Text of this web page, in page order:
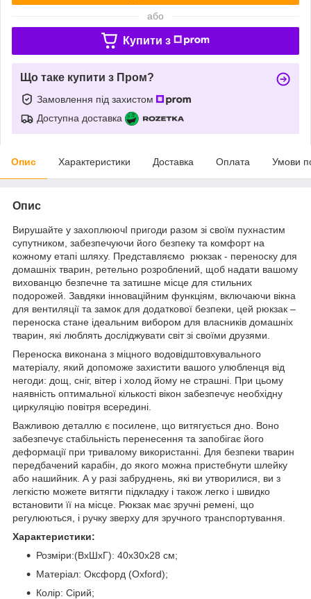
або
Купити з
Що таке купити з Пром?
Замовлення під захистом
Доступна доставка
Опис Характеристики Доставка Оплата Умови
Опис
Вирушайте у захоплюючІ пригоди разом зі своїм пухнастим
супутником, забезпечуючи його безпеку та комфорт на
кожному етапі шляху. Представляємо рюкзак - переноску для
домашніх тварин, ретельно розроблений, щоб надати вашому
вихованцю безпечне та затишне місце для стильних
подорожей. Завдяки інноваційним функціям, включаючи вікна
для вентиляції та замок для додаткової безпеки, цей рюкзак –
переноска стане ідеальним вибором для власників домашніх
тварин, які люблять досліджувати світ зі своїми друзями.
Переноска виконана з міцного водовідштовхувального
матеріалу, який допоможе захистити вашого улюбленця від
негоди: дощ, сніг, вітер і холод йому не страшні. При цьому
наявність оптимальної кількості вікон забезпечує необхідну
циркуляцію повітря всередині.
Важливою деталлю є посилене, що витягується дно. Воно
забезпечує стабільність перенесення та запобігає його
деформації при тривалому використанні. Для безпеки тварин
передбачений карабін, до якого можна пристебнути шлейку
або нашийник. А у разі забруднень, які ви утворилися, ви з
легкістю можете витягти підкладку і також легко і швидко
встановити її на місце. Рюкзак має зручні ремені, що
регулюються, і ручку зверху для зручного транспортування.
Характеристики:
Розміри:(ВхШхГ): 40x30x28 см;
Матеріал: Оксфорд (Oxford);
Колір: Сірий;